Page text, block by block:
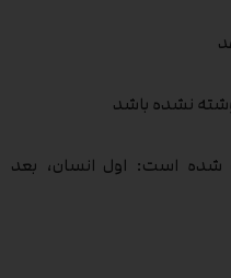
نشده باشد
شده است: اول انسان، بعد